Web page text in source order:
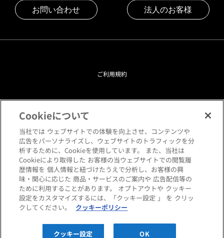
お問い合わせ 法人のお客様
Copyright © HANKYU HOME STYLING Co.,LTD All rights reserved.
ご利用規約
プライバシーポリシー
クッキーポリシー
閲覧環境について
サイトマップ
Cookieについて
当社では ウェブサイトでの体験を向上させ、コンテンツや
広告をパーソナライズし、ウェブサイトのトラフィックを分
析するために、Cookieを使用しています。 また、当社は
Cookieにより取得した お客様の当ウェブサイトでの閲覧履
歴情報を 個人情報と紐づけたうえで分析し、お客様の興
味・関心に応じた 商品・サービスのご案内や 広告配信等の
ために利用することがあります。 オプトアウトや クッキー
設定をカスタマイズするには、「クッキー設定 」 を クリッ
クしてください。
クッキーポリシー
クッキー設定 OK